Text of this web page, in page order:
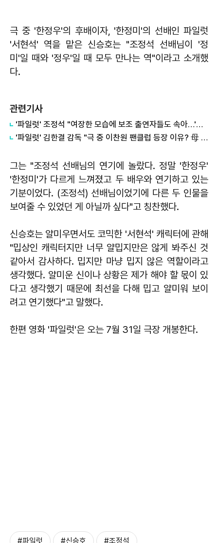
극 중 '한정우'의 후배이자, '한정미'의 선배인 파일럿
'서현석' 역을 맡은 신승호는 "조정석 선배님이 '정
미'일 때와 '정우'일 때 모두 만나는 역"이라고 소개했
다.
관련기사
'파일럿' 조정석 "여장한 모습에 보조 출연자들도 속아…'헤드윅' 덕 봤다"
'파일럿' 김한결 감독 "극 중 이찬원 팬클럽 등장 이유? 母 실제 '찬스'"
그는 "조정석 선배님의 연기에 놀랐다. 정말 '한정우'
'한정미'가 다르게 느껴졌고 두 배우와 연기하고 있는
기분이었다. (조정석) 선배님이었기에 다른 두 인물을
보여줄 수 있었던 게 아닐까 싶다"고 칭찬했다.
신승호는 얄미우면서도 코믹한 '서현석' 캐릭터에 관해
"밉상인 캐릭터지만 너무 얄밉지만은 않게 봐주신 것
같아서 감사하다. 밉지만 마냥 밉지 않은 역할이라고
생각했다. 얄미운 신이나 상황은 제가 해야 할 몫이 있
다고 생각했기 때문에 최선을 다해 밉고 얄미워 보이
려고 연기했다"고 말했다.
한편 영화 '파일럿'은 오는 7월 31일 극장 개봉한다.
#파일럿 #신승호 #조정석